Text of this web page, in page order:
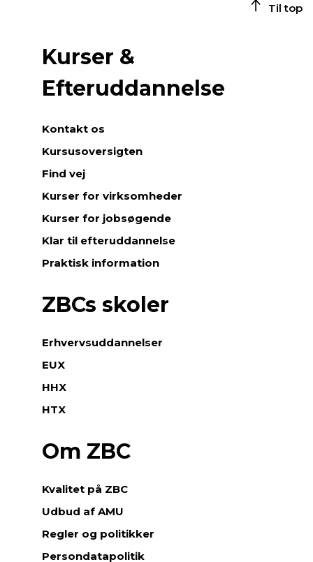
Til top
Kurser &
Efteruddannelse
Kontakt os
Kursusoversigten
Find vej
Kurser for virksomheder
Kurser for jobsøgende
Klar til efteruddannelse
Praktisk information
ZBCs skoler
Erhvervsuddannelser
EUX
HHX
HTX
Om ZBC
Kvalitet på ZBC
Udbud af AMU
Regler og politikker
Persondatapolitik